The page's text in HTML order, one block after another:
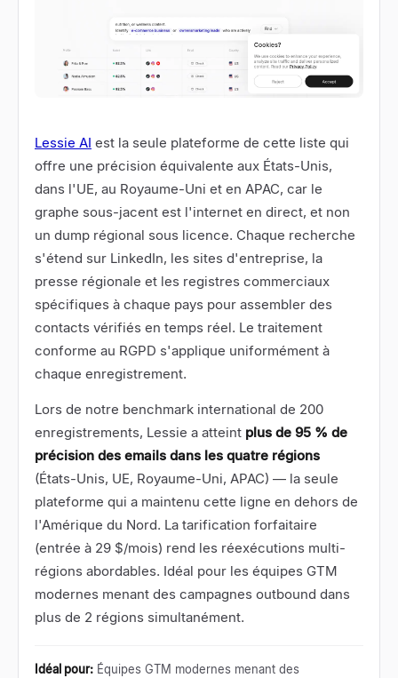
Lessie AI est la seule plateforme de cette liste qui
offre une précision équivalente aux États-Unis,
dans l'UE, au Royaume-Uni et en APAC, car le
graphe sous-jacent est l'internet en direct, et non
un dump régional sous licence. Chaque recherche
s'étend sur LinkedIn, les sites d'entreprise, la
presse régionale et les registres commerciaux
spécifiques à chaque pays pour assembler des
contacts vérifiés en temps réel. Le traitement
conforme au RGPD s'applique uniformément à
chaque enregistrement.
Lors de notre benchmark international de 200
enregistrements, Lessie a atteint plus de 95 % de
précision des emails dans les quatre régions
(États-Unis, UE, Royaume-Uni, APAC) — la seule
plateforme qui a maintenu cette ligne en dehors de
l'Amérique du Nord. La tarification forfaitaire
(entrée à 29 $/mois) rend les réexécutions multi-
régions abordables. Idéal pour les équipes GTM
modernes menant des campagnes outbound dans
plus de 2 régions simultanément.
Idéal pour: Équipes GTM modernes menant des